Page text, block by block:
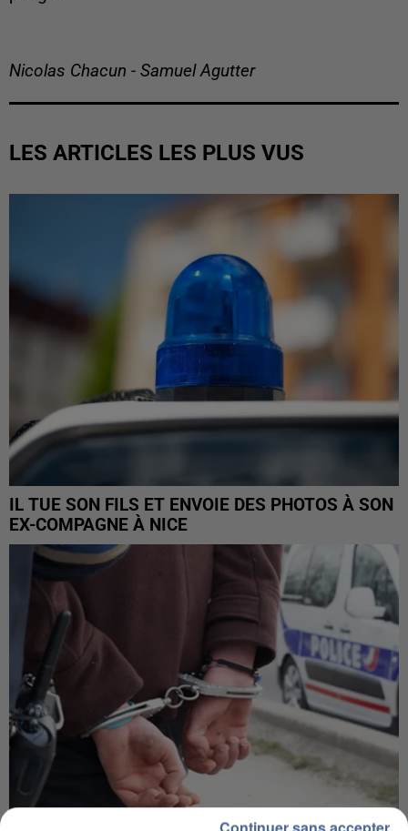
Nicolas Chacun - Samuel Agutter
LES ARTICLES LES PLUS VUS
IL TUE SON FILS ET ENVOIE DES PHOTOS À SON
EX-COMPAGNE À NICE
Continuer sans accepter